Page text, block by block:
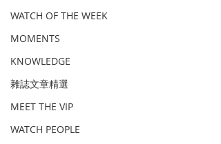
WATCH OF THE WEEK
MOMENTS
KNOWLEDGE
雜誌文章精選
MEET THE VIP
WATCH PEOPLE